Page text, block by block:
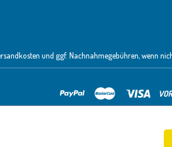
und ggf. Nachnahmegebühren, wenn
Alle akzeptieren